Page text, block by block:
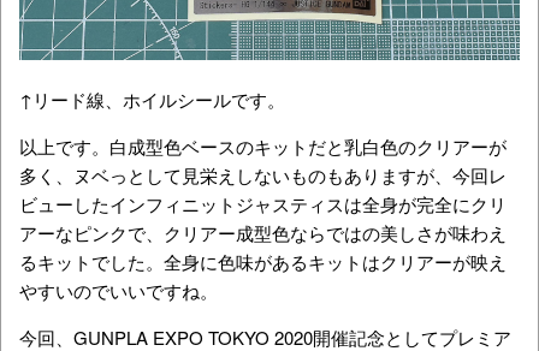
↑リード線、ホイルシールです。
以上です。白成型色ベースのキットだと乳白色のクリアーが
多く、ヌベっとして見栄えしないものもありますが、今回レ
ビューしたインフィニットジャスティスは全身が完全にクリ
アーなピンクで、クリアー成型色ならではの美しさが味わえ
るキットでした。全身に色味があるキットはクリアーが映え
やすいのでいいですね。
今回、GUNPLA EXPO TOKYO 2020開催記念としてプレミア